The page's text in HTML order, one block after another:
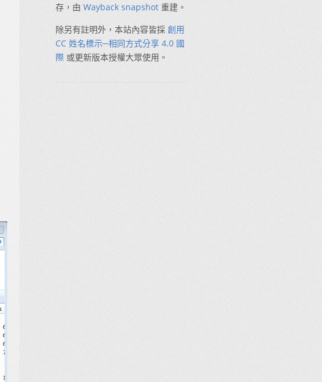
存，由 Wayback snapshot 重建。
除另有註明外，本站內容皆採 創用
CC 姓名標示─相同方式分享 4.0 國
際 或更新版本授權大眾使用。